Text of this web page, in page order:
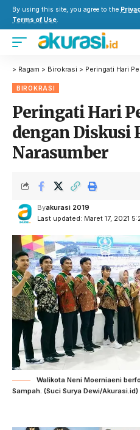
By using this site, you agree to the
Terms of Use.
> Ragam > Birokrasi > Peringati Hari Peduli
BIROKRASI
Peringati Hari
dengan Diskusi
Narasumber
Last updated: Maret 17, 2021
Byakurasi 2019
Walikota Neni Moerniaeni
Sampah. (Suci Surya Dewi/Akurasi.id)